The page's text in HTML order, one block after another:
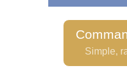
Simple,